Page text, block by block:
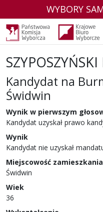
WYBORY
Kandydat na
Świdwin
w wyborach
Wynik w pierwszym
Kandydat uzyskał prawo
Wynik
Kandydat nie uzyskał
Miejscowość zamieszkania
Świdwin
Wiek
36